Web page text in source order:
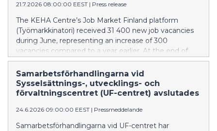
21.7.2026 08:00:00 EEST | Press release
The KEHA Centre’s Job Market Finland platform
(Työmarkkinatori) received 31 400 new job vacancies
during June, representing an increase of 300
vacancies compared to a year earlier. At the end of
the month, there were 352,000 unemployed
jobseekers, while 416,200 people were included in the
broad measure of unemployment. The figures are
based on the Employment Bulletin published by the
(KEHA Centre).
Samarbetsförhandlingarna vid
Sysselsättnings-, utvecklings- och
förvaltningscentret (UF-centret) avslutades
24.6.2026 09:00:00 EEST | Pressmeddelande
Samarbetsförhandlingarna vid UF-centret har